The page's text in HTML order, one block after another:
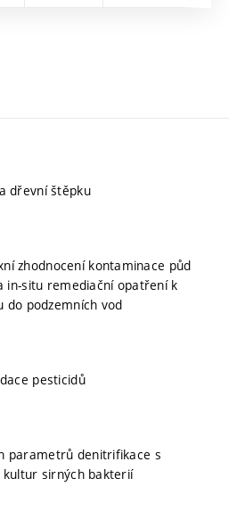
dřevní štěpku
zhodnocení kontaminace půd
in-situ remediační opatření k
do podzemních vod
pesticidů
parametrů denitrifikace s
sirných bakterií